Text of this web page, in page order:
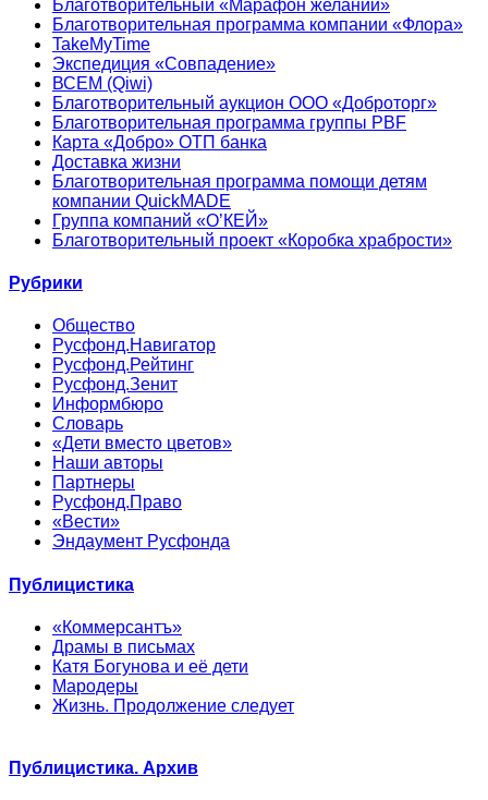
Благотворительный «Марафон желаний»
Благотворительная программа компании «Флора»
TakeMyTime
Экспедиция «Совпадение»
ВСЕМ (Qiwi)
Благотворительный аукцион ООО «Доброторг»
Благотворительная программа группы PBF
Карта «Добро» ОТП банка
Доставка жизни
Благотворительная программа помощи детям
компании QuickMADE
Группа компаний «О’КЕЙ»
Благотворительный проект «Коробка храбрости»
Рубрики
Общество
Русфонд.Навигатор
Русфонд.Рейтинг
Русфонд.Зенит
Информбюро
Словарь
«Дети вместо цветов»
Наши авторы
Партнеры
Русфонд.Право
«Вести»
Эндаумент Русфонда
Публицистика
«Коммерсантъ»
Драмы в письмах
Катя Богунова и её дети
Мародеры
Жизнь. Продолжение следует
Публицистика. Архив